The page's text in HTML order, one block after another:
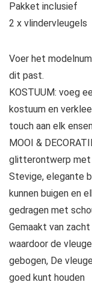
Pakket inclusief
2 x vlindervleugels
Voer het
dit past.
KOSTUUM: voeg
kostuum en
touch aan elk
MOOI &
glitterontwerp met
Stevige, elegante
kunnen buigen en
gedragen met
Gemaakt van
waardoor de
gebogen, De
goed kunt houden